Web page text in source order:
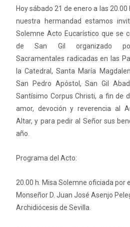
Hoy sábado 21 de enero a las
nuestra hermandad estamos
Solemne Acto Eucarístico que se
de San Gil organizado
Sacramentales radicadas en las
la Catedral, Santa María
San Pedro Apóstol, San Gil
Santísimo Corpus Christi, a fin de
amor, devoción y reverencia al
Altar, y para pedir al Señor sus
año.
Programa del Acto:
20.00 h. Misa Solemne oficiada por
Monseñor D. Juan José Asenjo
Archidiócesis de Sevilla.